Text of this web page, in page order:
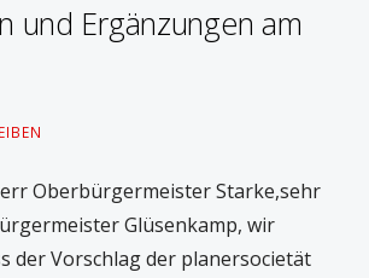
und Ergänzungen am
Oberbürgermeister Starke,sehr
Glüsenkamp, wir
der Vorschlag der planersocietät